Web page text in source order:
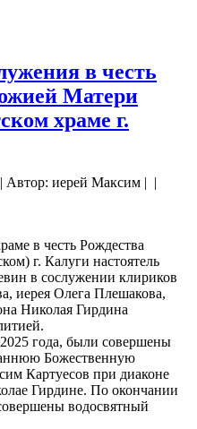
в честь
Матери
храме г.
| Автор: иерей Максим | |
в честь Рождества
г. Калуги настоятель
в сослужении клириков
иерея Олега Плешакова,
Николая Гирдина
года, были совершены
Божественную
Картуесов при диаконе
Гирдине. По окончании
водосвятный